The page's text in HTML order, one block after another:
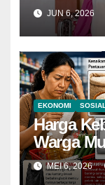
JUN 6, 2026
EKONOMI SOSIAL
Harga
Warga
MEI 6, 2026